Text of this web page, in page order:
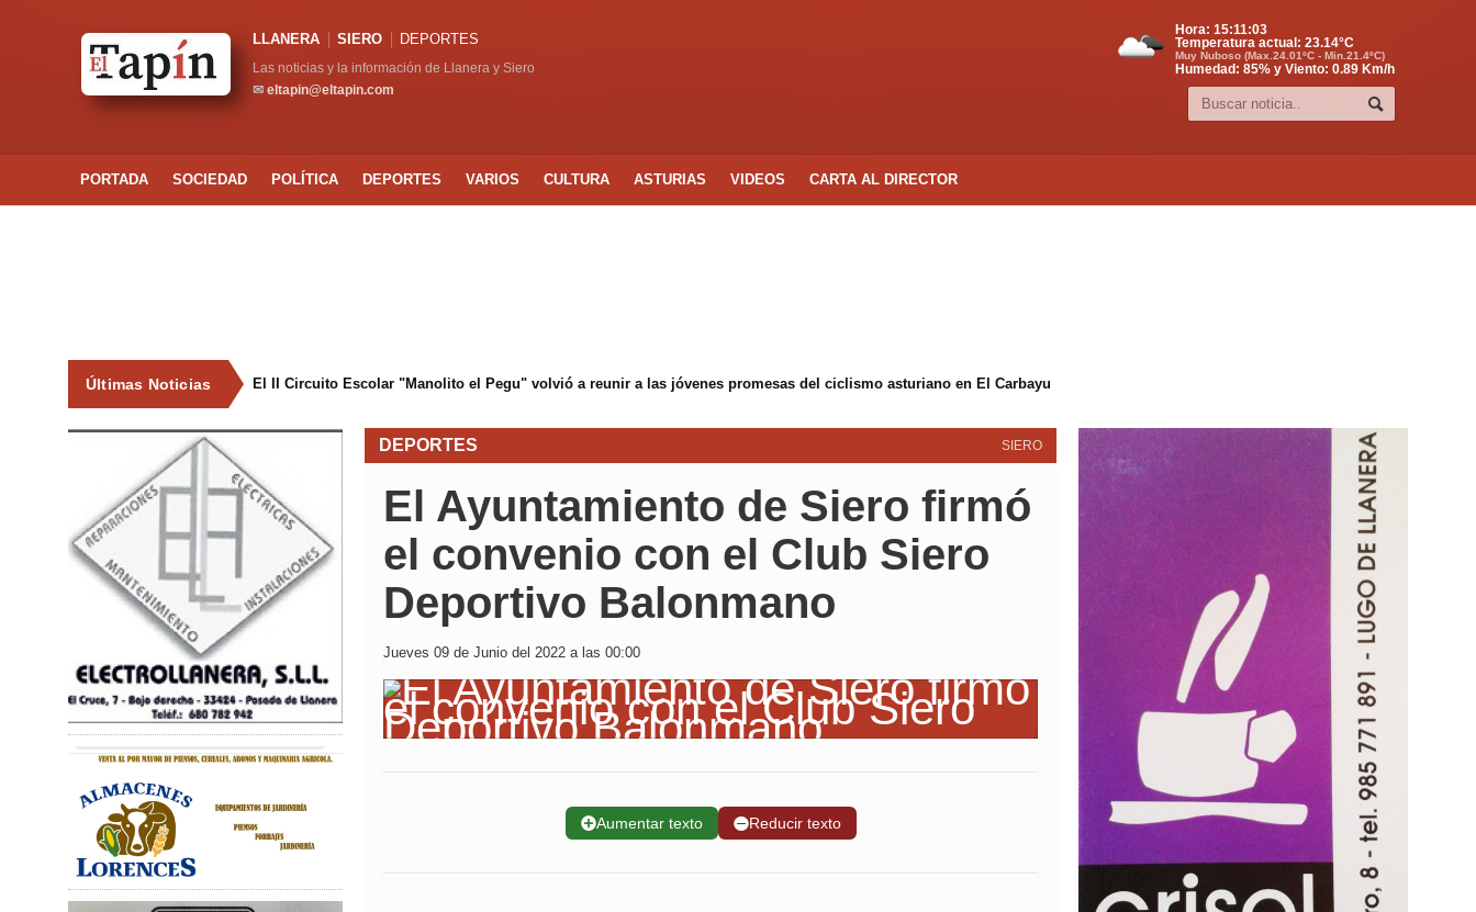
LLANERA SIERO DEPORTES
Las noticias y la información de Llanera y Siero
✉ eltapin@eltapin.com
Hora: 15:11:04
Temperatura actual: 23.14°C
Muy Nuboso (Max.24.01ºC - Min.21.4ºC)
Humedad: 85% y Viento: 0.89 Km/h
PORTADA SOCIEDAD POLÍTICA DEPORTES VARIOS CULTURA ASTURIAS VIDEOS CARTA AL DIRECTOR
Últimas Noticias El II Circuito Escolar "Manolito el Pegu" volvió a reunir a las jóvenes promesas del ciclismo asturiano en El Carbayu
SIERO
DEPORTES
El Ayuntamiento de Siero firmó
el convenio con el Club Siero
Deportivo Balonmano
Jueves 09 de Junio del 2022 a las 00:00
➕Aumentar texto ➖Reducir texto